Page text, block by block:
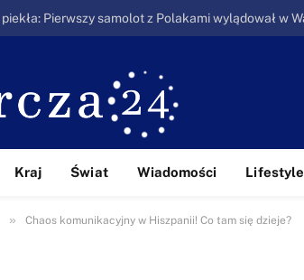
Kraj Świat Wiadomości Lifestyle
» Chaos komunikacyjny w Hiszpanii! Co tam się dzieje?